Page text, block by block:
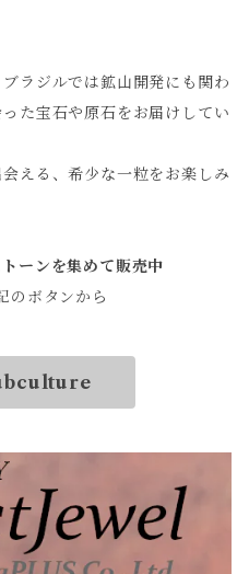
ラジルでは鉱山開発にも関わ
た宝石や原石をお届けしてい
える、希少な一粒をお楽しみ
ーンを集めて販売中
のボタンから